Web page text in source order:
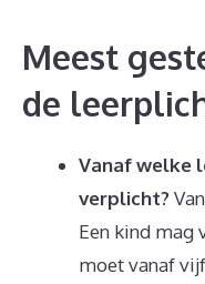
Meest
de
Vanaf welke
verplicht?
Een kind mag
moet vanaf